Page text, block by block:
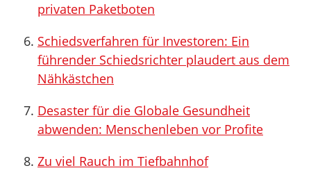
privaten Paketboten
Schiedsverfahren für Investoren: Ein
führender Schiedsrichter plaudert aus dem
Nähkästchen
Desaster für die Globale Gesundheit
abwenden: Menschenleben vor Profite
Zu viel Rauch im Tiefbahnhof